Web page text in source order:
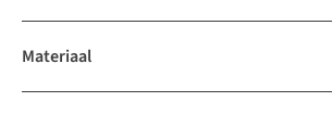
Materiaal